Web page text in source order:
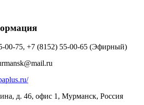
00-75, +7 (8152) 55-00-65 (Эфирный)
д. 46, офис 1, Мурманск, Россия